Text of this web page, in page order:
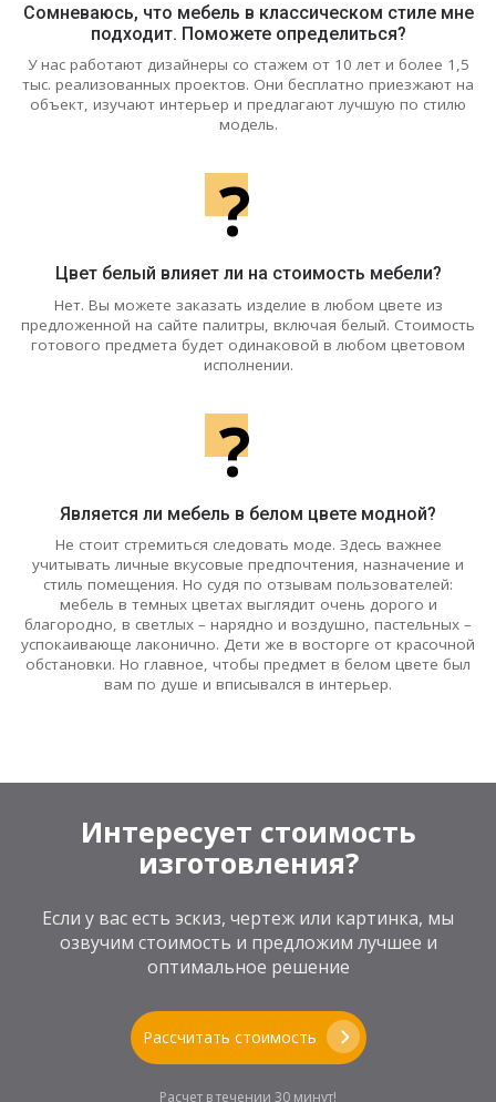
Сомневаюсь, что мебель в классическом стиле мне
подходит. Поможете определиться?
У нас работают дизайнеры со стажем от 10 лет и более 1,5
тыс. реализованных проектов. Они бесплатно приезжают на
объект, изучают интерьер и предлагают лучшую по стилю
модель.
?
Цвет белый влияет ли на стоимость мебели?
Нет. Вы можете заказать изделие в любом цвете из
предложенной на сайте палитры, включая белый. Стоимость
готового предмета будет одинаковой в любом цветовом
исполнении.
?
Является ли мебель в белом цвете модной?
Не стоит стремиться следовать моде. Здесь важнее
учитывать личные вкусовые предпочтения, назначение и
стиль помещения. Но судя по отзывам пользователей:
мебель в темных цветах выглядит очень дорого и
благородно, в светлых – нарядно и воздушно, пастельных –
успокаивающе лаконично. Дети же в восторге от красочной
обстановки. Но главное, чтобы предмет в белом цвете был
вам по душе и вписывался в интерьер.
Интересует стоимость
изготовления?
Если у вас есть эскиз, чертеж или картинка, мы
озвучим стоимость и предложим лучшее и
оптимальное решение
Рассчитать стоимость
Расчет в течении 30 минут!